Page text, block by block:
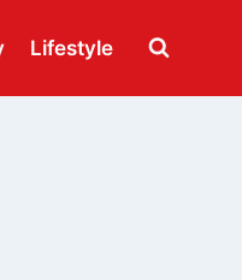
Lifestyle